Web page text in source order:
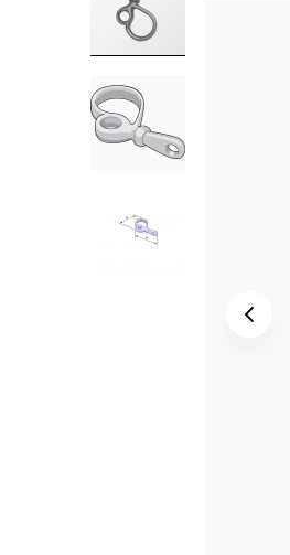
billedgalleriet